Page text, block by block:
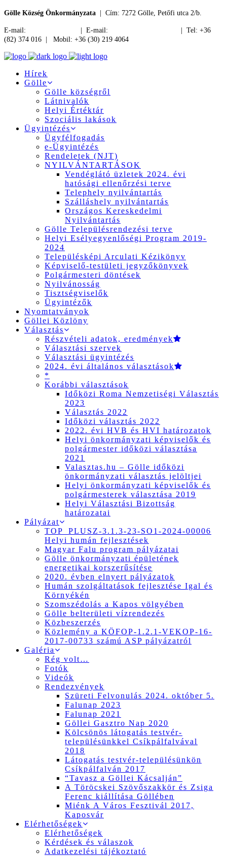
Gölle Község Önkormányzata | Cím: 7272 Gölle, Petőfi utca 2/b.
E-mail: | E-mail:
| Tel: +36
(82) 374 016 | Mobil: +36 (30) 219 4064
Hírek
Gölle
Gölle községről
Látnivalók
Helyi Értéktár
Szociális lakások
Ügyintézés
Ügyfélfogadás
e-Ügyintézés
Rendeletek (NJT)
NYILVÁNTARTÁSOK
Vendéglátó üzletek 2024. évi
hatósági ellenőrzési terve
Telephely nyilvántartás
Szálláshely nyilvántartás
Országos Kereskedelmi
Nyilvántartás
Gölle Településrendezési terve
Helyi Esélyegyenlőségi Program 2019-
2024
Településképi Arculati Kézikönyv
Képviselő-testületi jegyzőkönyvek
Polgármesteri döntések
Nyilvánosság
Tisztségviselők
Ügyintézők
Nyomtatványok
Göllei Közlöny
Választás
Részvételi adatok, eredmények
Választási szervek
Választási ügyintézés
2024. évi általános választások
*
Korábbi választások
Időközi Roma Nemzetiségi Választás
2023
Választás 2022
Időközi választás 2022
2022. évi HVB és HVI határozatok
Helyi önkormányzati képviselők és
polgármester időközi választása
2021
Valasztas.hu – Gölle időközi
önkormányzati választás jelöltjei
Helyi önkormányzati képviselők és
polgármesterek választása 2019
Helyi Választási Bizottság
határozatai
Pályázat
TOP_PLUSZ-3.1.3-23-SO1-2024-00006
Helyi humán fejlesztések
Magyar Falu program pályázatai
Gölle önkormányzati épületének
energetikai korszerűsítése
2020. évben elnyert pályázatok
Humán szolgáltatások fejlesztése Igal és
Környékén
Szomszédolás a Kapos völgyében
Gölle belterületi vízrendezés
Közbeszerzés
Közlemény a KÖFOP-1.2.1-VEKOP-16-
2017-00733 számú ASP pályázatról
Galéria
Rég volt…
Fotók
Videók
Rendezvények
Szüreti Felvonulás 2024. október 5.
Falunap 2023
Falunap 2021
Göllei Gasztro Nap 2020
Kölcsönös látogatás testvér-
településünkkel Csíkpálfalvával
2018
Látogatás testvér-településünkön
Csíkpálfalván 2017
“Tavasz a Göllei Kácsalján”
A Töröcskei Szövőszakkör és Zsiga
Ferenc kiállítása Göllében
Miénk A Város Fesztivál 2017,
Kaposvár
Elérhetőségek
Elérhetőségek
Kérdések és válaszok
Adatkezelési tájékoztató